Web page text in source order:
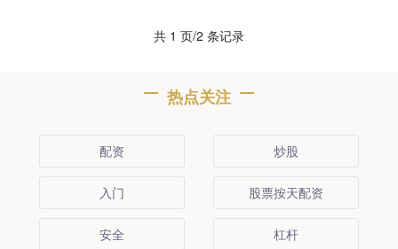
共 1 页/2 条记录
热点关注
配资 炒股
入门 股票按天配资
安全 杠杆